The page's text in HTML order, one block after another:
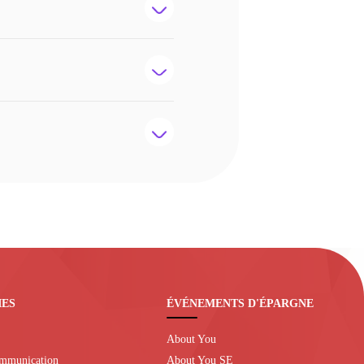
ÉVÉNEMENTS D'ÉPARGNE
About You
About You SE